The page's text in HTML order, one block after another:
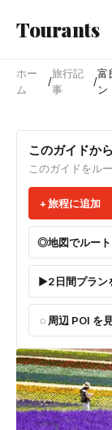
Tourants
ホー
ム
/
旅行記
事
/
富
ン
このガイドか
このガイドをル
旅程に追加
地図でルー
2日間プラン
周辺 POI を